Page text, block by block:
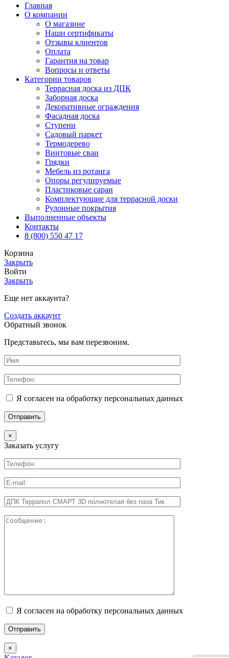
Главная
О компании
О магазине
Наши сертификаты
Отзывы клиентов
Оплата
Гарантия на товар
Вопросы и ответы
Категории товаров
Террасная доска из ДПК
Заборная доска
Декоративные ограждения
Фасадная доска
Ступени
Садовый паркет
Термодерево
Винтовые сваи
Грядки
Мебель из ротанга
Опоры регулируемые
Пластиковые сараи
Комплектующие для террасной доски
Рулонные покрытия
Выполненные объекты
Контакты
8 (800) 550 47 17
Корзина
Закрыть
Войти
Закрыть
Еще нет аккаунта?
Создать аккаунт
Обратный звонок
Представьтесь, мы вам перезвоним.
Я согласен на обработку персональных данных
×
Заказать услугу
Я согласен на обработку персональных данных
×